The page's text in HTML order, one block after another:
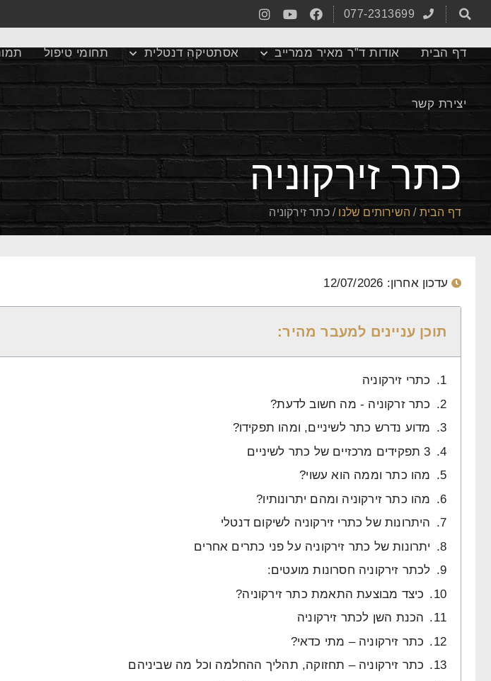
077-2313699
דף הבית אודות ד”ר מאיר ממרייב אסתטיקה דנטלית תחומי טיפול
יצירת קשר
כתר זירקוניה
דף הבית / השירותים שלנו /כתר זירקוניה
עדכון אחרון: 12/07/2026
תוכן עניינים למעבר מהיר:
כתרי זירקוניה
כתר זרקוניה - מה חשוב לדעת?
מדוע נדרש כתר לשיניים, ומהו תפקידו?
3 תפקידים מרכזיים של כתר לשיניים
מהו כתר וממה הוא עשוי?
מהו כתר זירקוניה ומהם יתרונותיו?
היתרונות של כתרי זירקוניה לשיקום דנטלי
יתרונות של כתר זירקוניה על פני כתרים אחרים
לכתר זירקוניה חסרונות מועטים:
כיצד מבוצעת התאמת כתר זירקוניה?
הכנת השן לכתר זירקוניה
כתר זירקוניה – מתי כדאי?
כתר זירקוניה – תחזוקה, תהליך ההחלמה וכל מה שביניהם